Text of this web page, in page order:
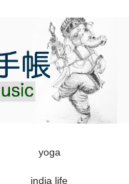
yoga
india life